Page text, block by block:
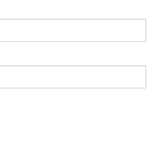
используя